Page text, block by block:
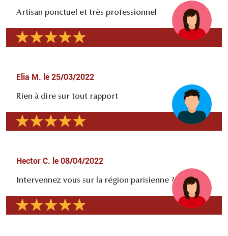
Artisan ponctuel et très professionnel
Elia M. le 25/03/2022
Rien à dire sur tout rapport
Hector C. le 08/04/2022
Intervennez vous sur la région parisienne ?